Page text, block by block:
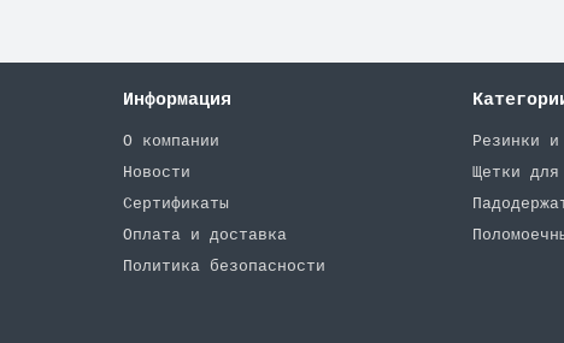
Информация
О компании
Новости
Сертификаты
Оплата и доставка
Политика безопасности
Резинки и
Щетки для